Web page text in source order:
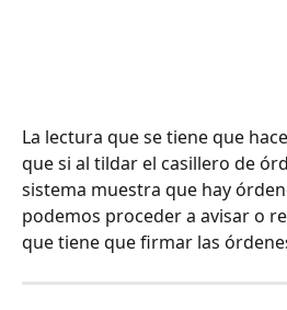
La lectura que se tiene que
que si al tildar el casillero de
sistema muestra que hay
podemos proceder a avisar o
que tiene que firmar las